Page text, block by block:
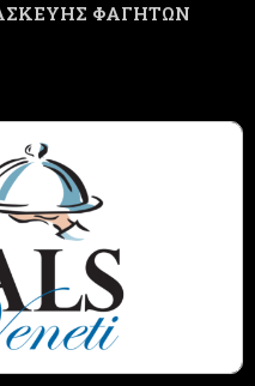
ΦΑΓΗΤΩΝ